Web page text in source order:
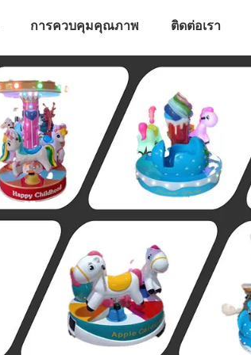
การควบคุมคุณภาพ ติดต่อเรา